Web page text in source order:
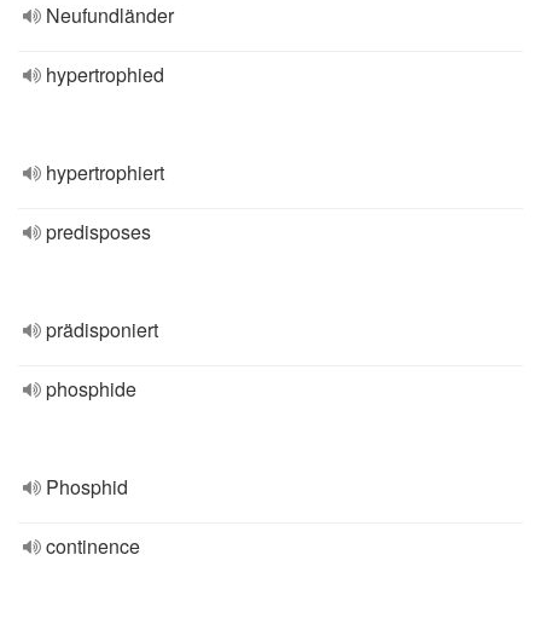
Neufundländer
hypertrophied
hypertrophiert
predisposes
prädisponiert
phosphide
Phosphid
continence